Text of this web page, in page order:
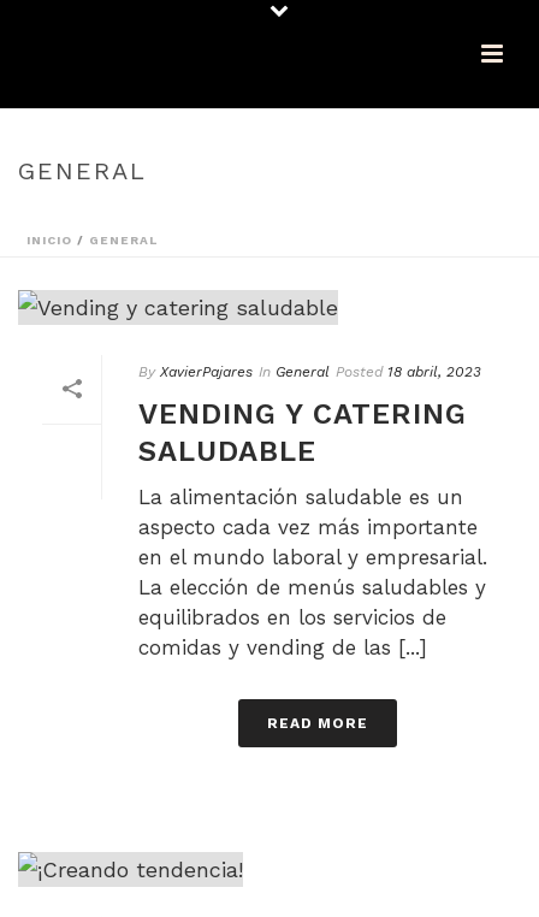
GENERAL
INICIO / GENERAL
By XavierPajares In General Posted 18 abril, 2023
VENDING Y CATERING
SALUDABLE
La alimentación saludable es un
aspecto cada vez más importante
en el mundo laboral y empresarial.
La elección de menús saludables y
equilibrados en los servicios de
comidas y vending de las [...]
READ MORE